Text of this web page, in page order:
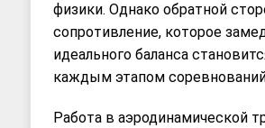
физики. Однако обратной
сопротивление, которое
идеального баланса
каждым этапом
Работа в аэродинамической